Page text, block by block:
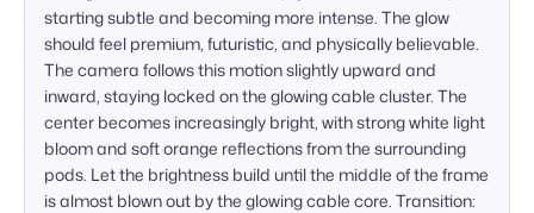
starting subtle and becoming more intense. The glow
should feel premium, futuristic, and physically believable.
The camera follows this motion slightly upward and
inward, staying locked on the glowing cable cluster. The
center becomes increasingly bright, with strong white light
bloom and soft orange reflections from the surrounding
pods. Let the brightness build until the middle of the frame
is almost blown out by the glowing cable core. Transition: